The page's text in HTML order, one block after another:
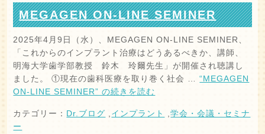
MEGAGEN ON-LINE SEMINER
2025年4月9日（水）、MEGAGEN ON-LINE SEMINER、
「これからのインプラント治療はどうあるべきか、講師、
明海大学歯学部教授 鈴木 玲爾先生」が開催され聴講し
ました。 ①現在の歯科医療を取り巻く社会 …“MEGAGEN
ON-LINE SEMINER” の続きを読む
カテゴリー： Dr.ブログ ,インプラント ,学会・会議・セミナ
ー